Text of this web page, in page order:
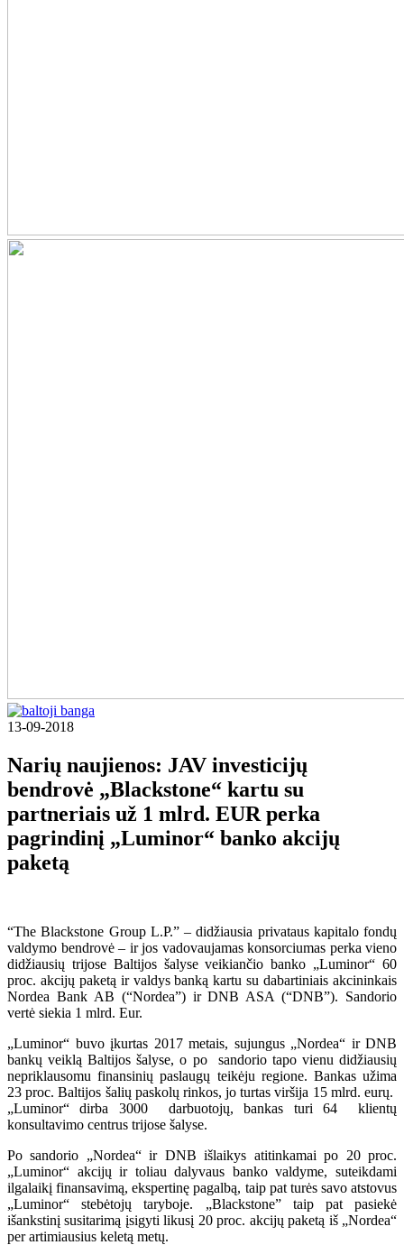
13-09-2018
Narių naujienos: JAV investicijų
bendrovė „Blackstone“ kartu su
partneriais už 1 mlrd. EUR perka
pagrindinį „Luminor“ banko akcijų
paketą
“The Blackstone Group L.P.” – didžiausia privataus kapitalo fondų
valdymo bendrovė – ir jos vadovaujamas konsorciumas perka vieno
didžiausių trijose Baltijos šalyse veikiančio banko „Luminor“ 60
proc. akcijų paketą ir valdys banką kartu su dabartiniais akcininkais
Nordea Bank AB (“Nordea”) ir DNB ASA (“DNB”). Sandorio
vertė siekia 1 mlrd. Eur.
„Luminor“ buvo įkurtas 2017 metais, sujungus „Nordea“ ir DNB
bankų veiklą Baltijos šalyse, o po sandorio tapo vienu didžiausių
nepriklausomu finansinių paslaugų teikėju regione. Bankas užima
23 proc. Baltijos šalių paskolų rinkos, jo turtas viršija 15 mlrd. eurų.
„Luminor“ dirba 3000 darbuotojų, bankas turi 64 klientų
konsultavimo centrus trijose šalyse.
Po sandorio „Nordea“ ir DNB išlaikys atitinkamai po 20 proc.
„Luminor“ akcijų ir toliau dalyvaus banko valdyme, suteikdami
ilgalaikį finansavimą, ekspertinę pagalbą, taip pat turės savo atstovus
„Luminor“ stebėtojų taryboje. „Blackstone” taip pat pasiekė
išankstinį susitarimą įsigyti likusį 20 proc. akcijų paketą iš „Nordea“
per artimiausius keletą metų.